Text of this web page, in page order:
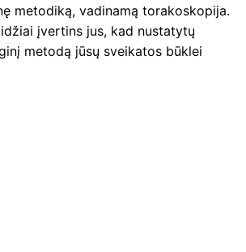
metodiką, vadinamą torakoskopija.
įvertins jus, kad nustatytų
metodą jūsų sveikatos būklei